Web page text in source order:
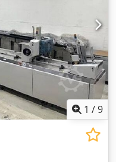
1 /9